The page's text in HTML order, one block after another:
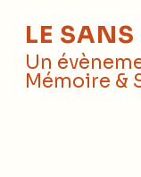
LE SANS
Un
Mémoire &